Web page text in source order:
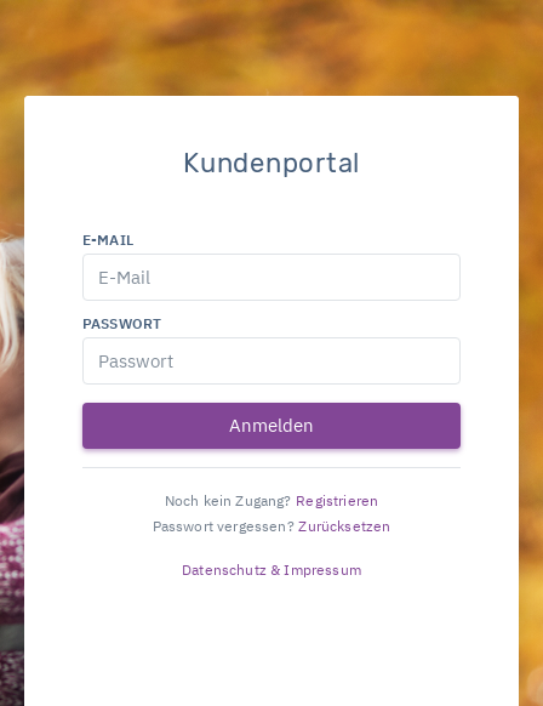
Kundenportal
E-MAIL
PASSWORT
Anmelden
Noch kein Zugang? Registrieren
Passwort vergessen? Zurücksetzen
Datenschutz & Impressum